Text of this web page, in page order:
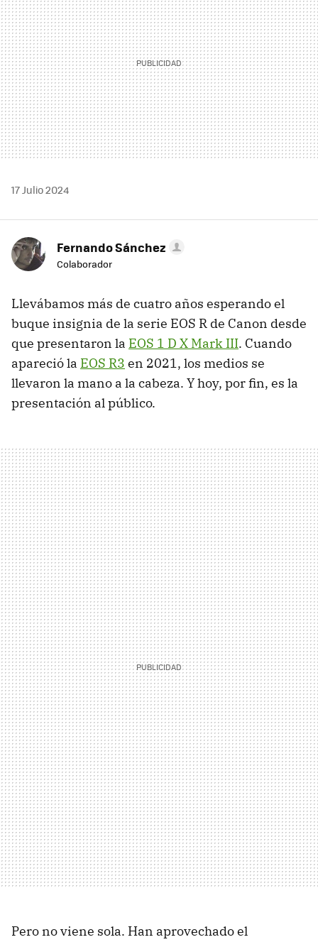
17 Julio 2024
Fernando Sánchez
Colaborador
Llevábamos más de cuatro años esperando el
buque insignia de la serie EOS R de Canon desde
que presentaron la EOS 1 D X Mark III. Cuando
apareció la EOS R3 en 2021, los medios se
llevaron la mano a la cabeza. Y hoy, por fin, es la
presentación al público.
Pero no viene sola. Han aprovechado el